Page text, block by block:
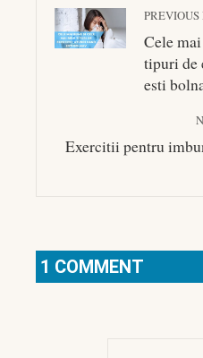
PREVIOUS
Cele
tipuri de
esti
Exercitii pentru
1 COMMENT